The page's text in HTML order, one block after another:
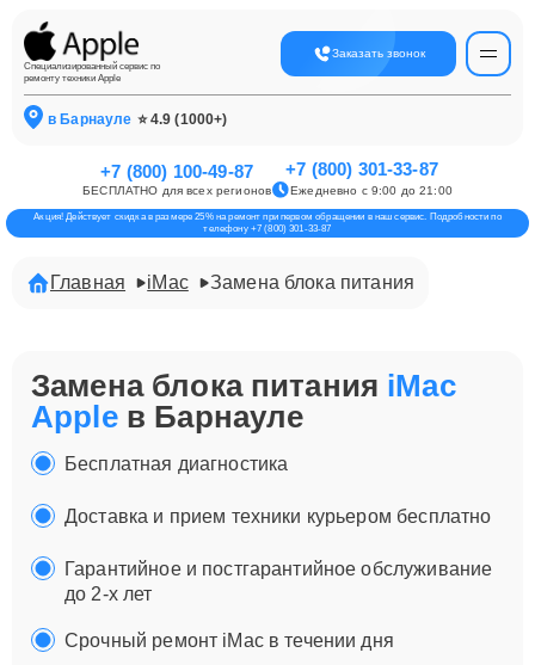
Специализированный сервис по
ремонту техники Apple
Заказать звонок
в Барнауле ⭐ 4.9 (1000+)
+7 (800) 100-49-87
БЕСПЛАТНО для всех регионов
+7 (800) 301-33-87
Ежедневно с 9:00 до 21:00
Акция! Действует скидка в размере 25% на ремонт при первом обращении в наш сервис. Подробности по
телефону +7 (800) 301-33-87
Главная iMac Замена блока питания
Замена блока питания iMac
Appleв Барнауле
Бесплатная диагностика
Доставка и прием техники курьером бесплатно
Гарантийное и постгарантийное обслуживание
до 2-х лет
Срочный ремонт iMac в течении дня